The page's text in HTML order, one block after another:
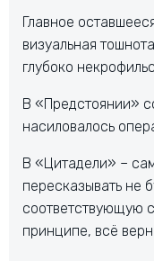
Главное
визуальная
глубоко
В «Предстоянии»
насиловалось
В «Цитадели» –
пересказывать не
соответствующую
принципе, всё